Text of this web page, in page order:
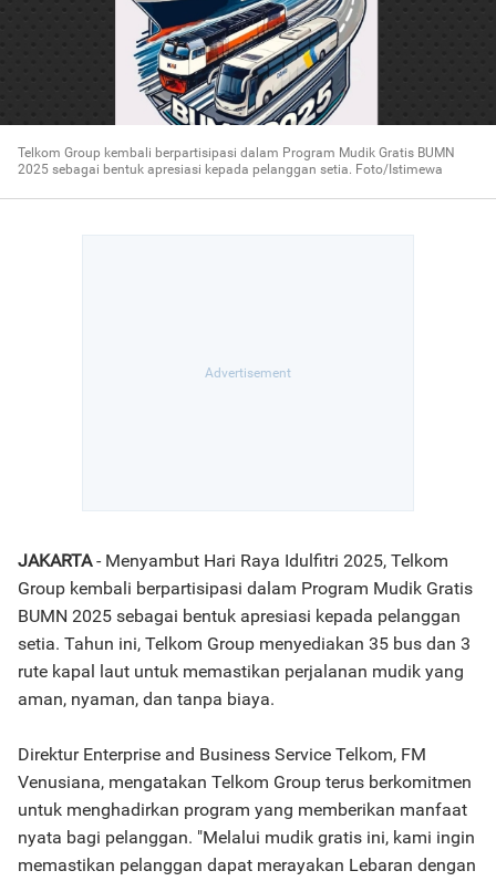
Telkom Group kembali berpartisipasi dalam Program Mudik Gratis BUMN
2025 sebagai bentuk apresiasi kepada pelanggan setia. Foto/Istimewa
JAKARTA- Menyambut Hari Raya Idulfitri 2025, Telkom
Group kembali berpartisipasi dalam Program Mudik Gratis
BUMN 2025 sebagai bentuk apresiasi kepada pelanggan
setia. Tahun ini, Telkom Group menyediakan 35 bus dan 3
rute kapal laut untuk memastikan perjalanan mudik yang
aman, nyaman, dan tanpa biaya.
Direktur Enterprise and Business Service Telkom, FM
Venusiana, mengatakan Telkom Group terus berkomitmen
untuk menghadirkan program yang memberikan manfaat
nyata bagi pelanggan. "Melalui mudik gratis ini, kami ingin
memastikan pelanggan dapat merayakan Lebaran dengan